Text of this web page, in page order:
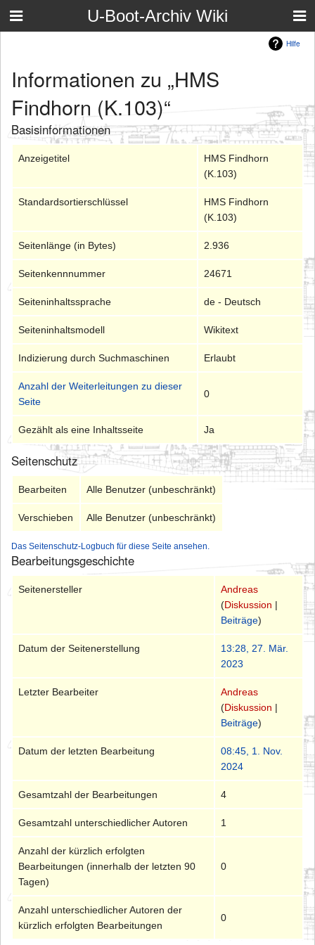
U-Boot-Archiv Wiki
Hilfe
Informationen zu „HMS
Findhorn (K.103)“
Basisinformationen
Anzeigetitel
HMS Findhorn
(K.103)
Standardsortierschlüssel
HMS Findhorn
(K.103)
Seitenlänge (in Bytes) 2.936
Seitenkennnummer 24671
Seiteninhaltssprache de - Deutsch
Seiteninhaltsmodell Wikitext
Indizierung durch Suchmaschinen Erlaubt
Anzahl der Weiterleitungen zu dieser
Seite
0
Gezählt als eine Inhaltsseite Ja
Seitenschutz
Bearbeiten Alle Benutzer (unbeschränkt)
Verschieben Alle Benutzer (unbeschränkt)
Das Seitenschutz-Logbuch für diese Seite ansehen.
Bearbeitungsgeschichte
Seitenersteller
Andreas
(Diskussion |
Beiträge)
Datum der Seitenerstellung
13:28, 27. Mär.
2023
Letzter Bearbeiter
Andreas
(Diskussion |
Beiträge)
Datum der letzten Bearbeitung
08:45, 1. Nov.
2024
Gesamtzahl der Bearbeitungen 4
Gesamtzahl unterschiedlicher Autoren 1
Anzahl der kürzlich erfolgten
Bearbeitungen (innerhalb der letzten 90
Tagen)
0
Anzahl unterschiedlicher Autoren der
kürzlich erfolgten Bearbeitungen
0